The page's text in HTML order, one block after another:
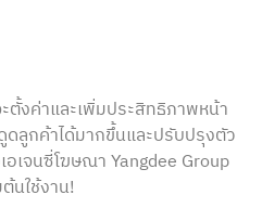
งค่าและเพิ่มประสิทธิภาพหน้า
ดลูกค้าได้มากขึ้นและปรับปรุงตัว
อเจนซี่โฆษณา Yangdee Group
นใช้งาน!